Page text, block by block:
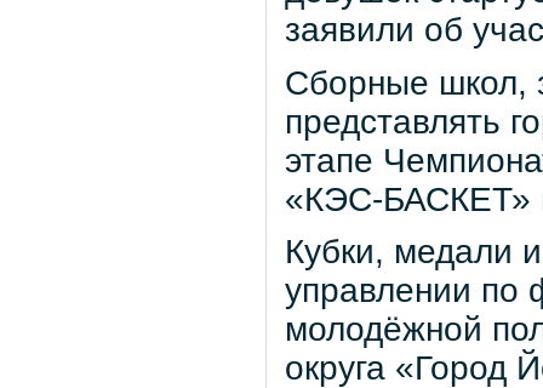
заявили об
Сборные школ,
представлять
этапе
«КЭС-БАСКЕТ»
Кубки, медали
управлении по
молодёжной
округа «Город